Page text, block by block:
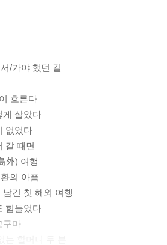
/가야 했던 길
흐른다
게 살았다
없었다
갈 때면
外) 여행
의 아픔
남긴 첫 해외 여행
힘들었다
구마